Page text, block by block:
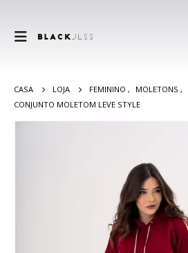
CASA LOJA FEMININO , MOLETONS ,
CONJUNTO MOLETOM LEVE STYLE